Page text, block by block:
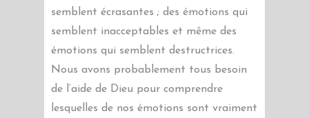
semblent écrasantes ; des émotions qui
semblent inacceptables et même des
émotions qui semblent destructrices.
Nous avons probablement tous besoin
de l’aide de Dieu pour comprendre
lesquelles de nos émotions sont vraiment